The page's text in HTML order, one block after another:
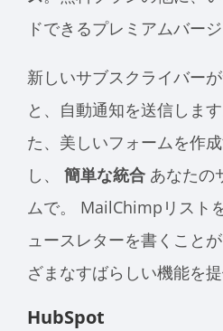
ドできるプレミアムバー
新しいサブスクライバー
と、自動通知を送信しま
た、美しいフォームを作
し、 簡単な統合 あなたの
ムで。 MailChimpリスト
ュースレターを書くこと
ざまなすばらしい機能を提
HubSpot